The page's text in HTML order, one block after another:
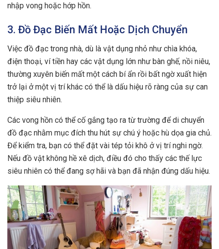
nhập vong hoặc hớp hồn.
3. Đồ Đạc Biến Mất Hoặc Dịch Chuyển
Việc đồ đạc trong nhà, dù là vật dụng nhỏ như chìa khóa,
điện thoại, ví tiền hay các vật dụng lớn như bàn ghế, nồi niêu,
thường xuyên biến mất một cách bí ẩn rồi bất ngờ xuất hiện
trở lại ở một vị trí khác có thể là dấu hiệu rõ ràng của sự can
thiệp siêu nhiên.
Các vong hồn có thể cố gắng tạo ra từ trường để di chuyển
đồ đạc nhằm mục đích thu hút sự chú ý hoặc hù dọa gia chủ.
Để kiểm tra, bạn có thể đặt vài tép tỏi khô ở vị trí nghi ngờ.
Nếu đồ vật không hề xê dịch, điều đó cho thấy các thế lực
siêu nhiên có thể đang sợ hãi và bạn đã nhận đúng dấu hiệu.